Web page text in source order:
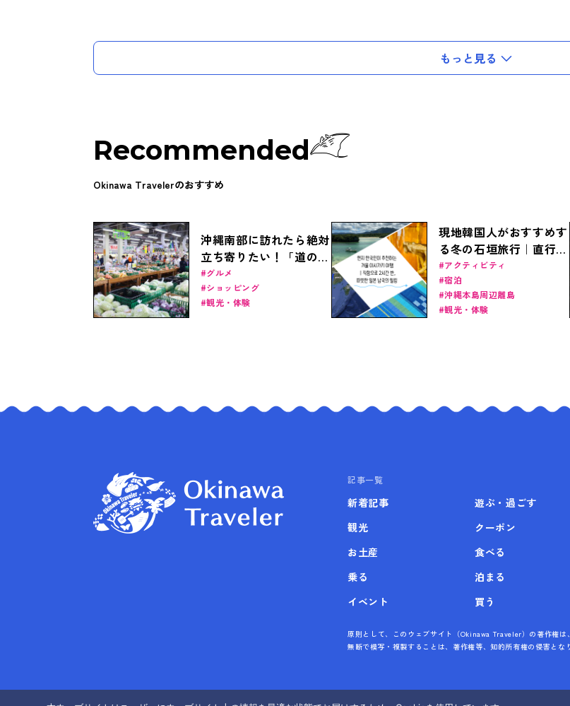
もっと見る
Recommended
Okinawa Travelerのおすすめ
沖縄南部に訪れたら絶対
立ち寄りたい！「道の駅
いとまん」が人気の理由
とは？
グルメ
ショッピング
観光・体験
現地韓国人がおすすめす
る冬の石垣旅行｜直行便
で2時間半、暖かい日本
南国のヒーリング
アクティビティ
宿泊
沖縄本島周辺離島
観光・体験
記事一覧
新着記事
観光
お土産
乗る
イベント
遊ぶ・過ごす
クーポン
食べる
泊まる
買う
原則として、このウェブサイト（Okinawa Traveler）の著作権
無断で模写・複製することは、著作権等、知的所有権の侵害とな